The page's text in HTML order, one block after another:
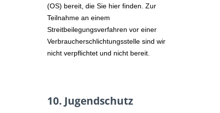
(OS) bereit, die Sie hier finden. Zur
Teilnahme an einem
Streitbeilegungsverfahren vor einer
Verbraucherschlichtungsstelle sind wir
nicht verpflichtet und nicht bereit.
10. Jugendschutz​​​​​​​